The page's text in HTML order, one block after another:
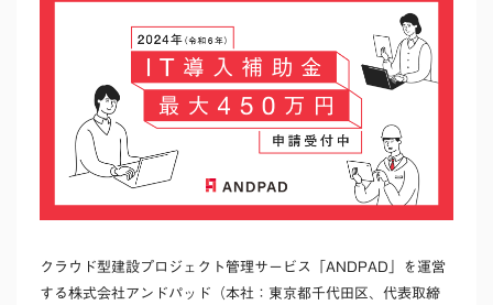
クラウド型建設プロジェクト管理サービス「ANDPAD」を運営
する株式会社アンドパッド（本社：東京都千代田区、代表取締